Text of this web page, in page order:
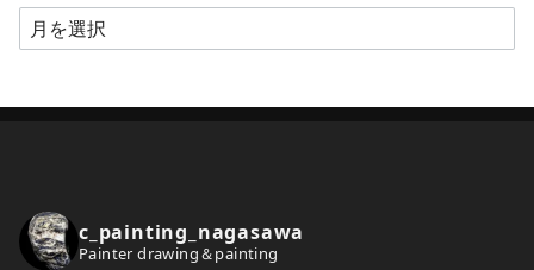
r
e
s
c_painting_nagasawa
Painter drawing＆painting